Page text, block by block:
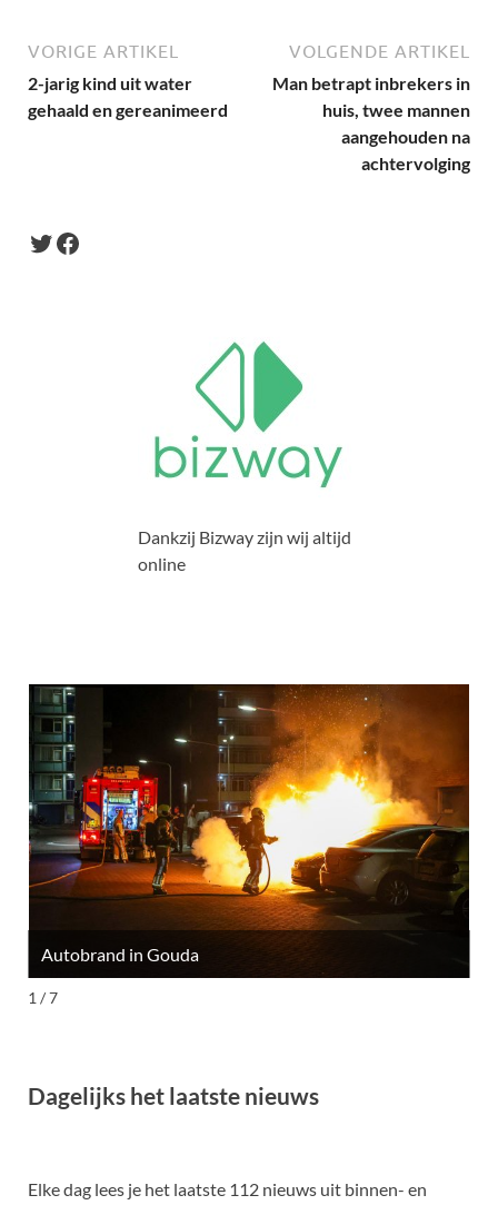
VORIGE ARTIKEL
2-jarig kind uit water
gehaald en gereanimeerd
VOLGENDE ARTIKEL
Man betrapt inbrekers in
huis, twee mannen
aangehouden na
achtervolging
Dankzij Bizway zijn wij altijd
online
Autobrand in Gouda
1 / 7
Dagelijks het laatste nieuws
Elke dag lees je het laatste 112 nieuws uit binnen- en